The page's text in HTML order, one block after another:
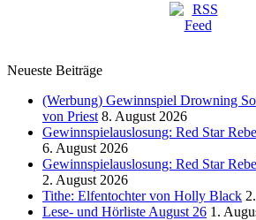
Neueste Beiträge
(Werbung) Gewinnspiel Drowning
von Priest 8. August 2026
Gewinnspielauslosung: Red Star
6. August 2026
Gewinnspielauslosung: Red Star
2. August 2026
Tithe: Elfentochter von Holly Black
Lese- und Hörliste August 26 1.